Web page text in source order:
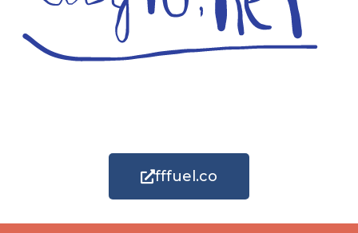
fffuel.co